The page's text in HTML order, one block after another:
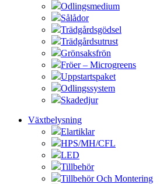
Odlingsmedium
Sålådor
Trädgårdsgödsel
Trädgårdsutrust
Grönsaksfrön
Fröer – Microgreens
Uppstartspaket
Odlingssystem
Skadedjur
Växtbelysning
Elartiklar
HPS/MH/CFL
LED
Tillbehör
Tillbehör Och Montering